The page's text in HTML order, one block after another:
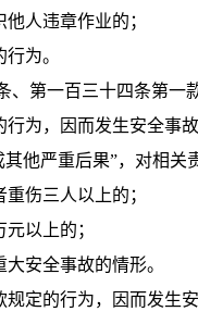
人违章作业的；
为。
、第一百三十四条第
为，因而发生安全事
他严重后果”，对相
伤三人以上的；
以上的；
安全事故的情形。
定的行为，因而发生